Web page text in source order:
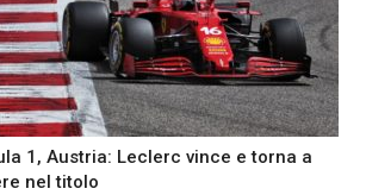
1, Austria: Leclerc vince e torna a
nel titolo